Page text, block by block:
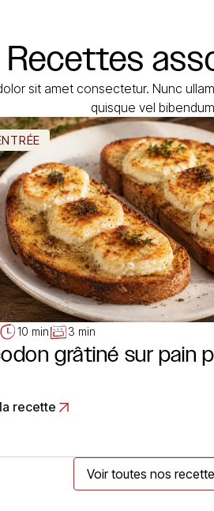
Recettes
sit amet consectetur. Nunc
quisque vel
10 min 3 min
grâtiné sur pain
recette
Voir toutes nos